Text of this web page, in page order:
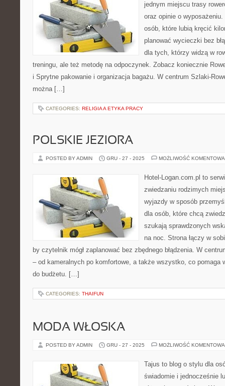
jednym miejscu trasy
oraz opinie o
osób, które lubią kręcić
planować wycieczki bez
dla tych, którzy widzą w
treningu, ale też metodę na odpoczynek. Zobacz koniecznie
i Sprytne pakowanie i organizacja bagażu. W centrum Szlaki-
można […]
CATEGORIES: RELIGIA A ETYKA PRACY
POLSKIE JEZIORA
POSTED BY ADMIN GRU - 27 - 2025 MOŻLIWOŚĆ
Hotel-Logan.com.pl to
zwiedzaniu rodzimych
wyjazdy w sposób
dla osób, które chcą
szukają sprawdzonych
na noc. Strona łączy w
by czytelnik mógł zaplanować bez zbędnego błądzenia. W
– od kameralnych po komfortowe, a także wszystko, co pomaga
do budżetu. […]
CATEGORIES: THAIFUN
MODA WŁOSKA
POSTED BY ADMIN GRU - 27 - 2025 MOŻLIWOŚĆ
Tajus to blog o stylu dla
świadomie i jednocześnie